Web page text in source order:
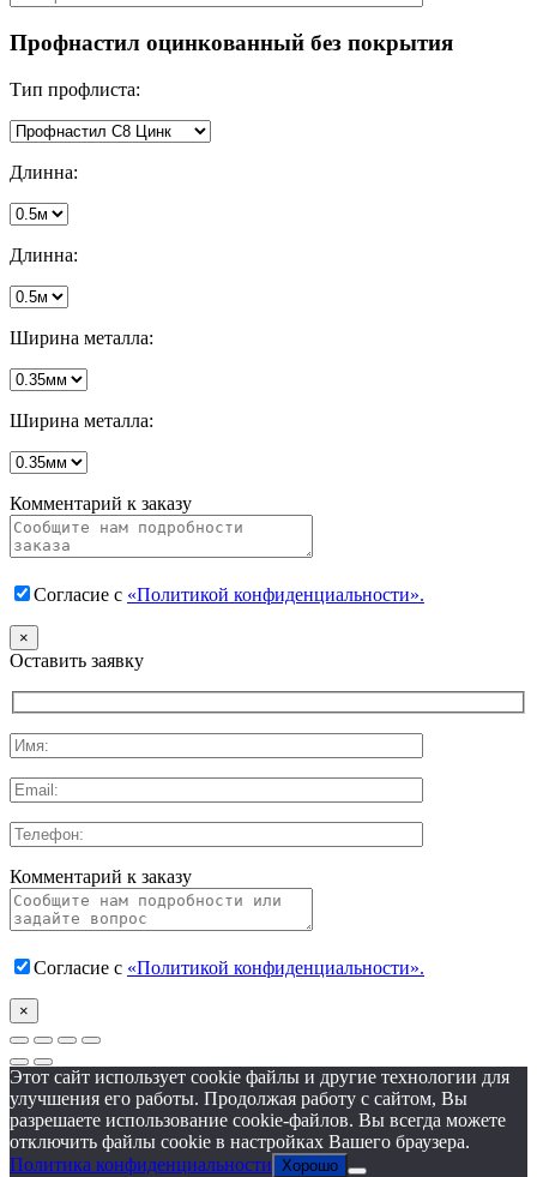
Профнастил оцинкованный без покрытия
Тип профлиста:
Длинна:
Длинна:
Ширина металла:
Ширина металла:
Комментарий к заказу
Согласие с «Политикой конфиденциальности».
×
Оставить заявку
Комментарий к заказу
Согласие с «Политикой конфиденциальности».
×
Этот сайт использует cookie файлы и другие технологии для
улучшения его работы. Продолжая работу с сайтом, Вы
разрешаете использование cookie-файлов. Вы всегда можете
отключить файлы cookie в настройках Вашего браузера.
Политика конфиденциальности Хорошо